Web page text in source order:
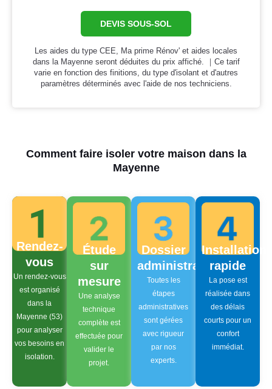
DEVIS SOUS-SOL
Les aides du type CEE, Ma prime Rénov' et aides locales
dans la Mayenne seront déduites du prix affiché. ｜Ce tarif
varie en fonction des finitions, du type d'isolant et d'autres
paramètres déterminés avec l'aide de nos techniciens.
Comment faire isoler votre maison dans la
Mayenne
Rendez-
vous
Un rendez-vous
est organisé
dans la
Mayenne (53)
pour analyser
vos besoins en
isolation.
Étude
sur
mesure
Une analyse
technique
complète est
effectuée pour
valider le
projet.
Dossier
administratif
Toutes les
étapes
administratives
sont gérées
avec rigueur
par nos
experts.
Installation
rapide
La pose est
réalisée dans
des délais
courts pour un
confort
immédiat.